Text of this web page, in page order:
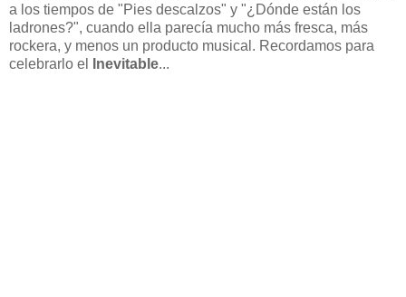
a los tiempos de "Pies descalzos" y "¿Dónde están los
ladrones?", cuando ella parecía mucho más fresca, más
rockera, y menos un producto musical. Recordamos para
celebrarlo el
Inevitable...